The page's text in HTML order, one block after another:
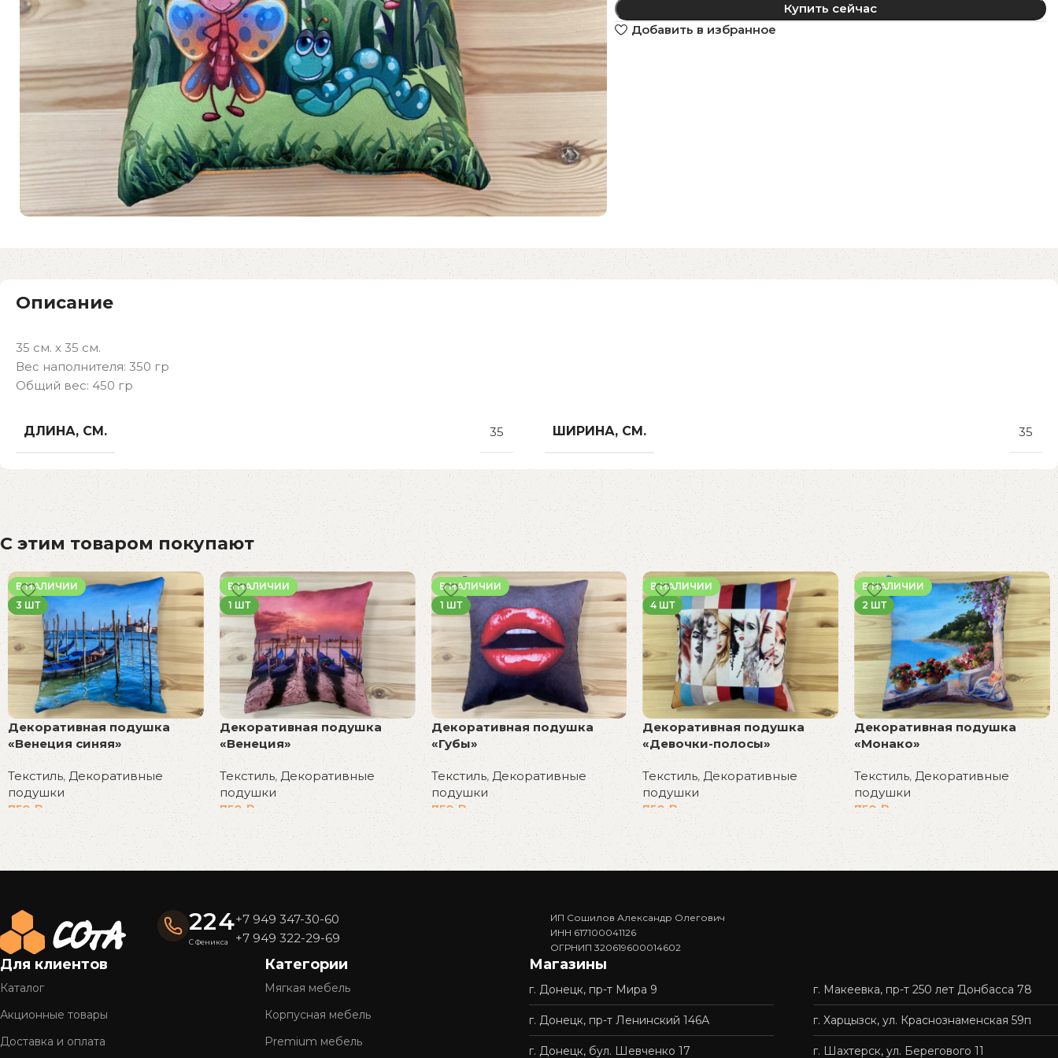
Купить сейчас
Добавить в избранное
Описание
35 см. х 35 см.
Вес наполнителя: 350 гр
Общий вес: 450 гр
ДЛИНА, СМ. 35 ШИРИНА, СМ. 35
С этим товаром покупают
В НАЛИЧИИ
3 ШТ
Декоративная подушка
«Венеция синяя»
Текстиль, Декоративные
подушки
750 ₽
В корзину
В НАЛИЧИИ
1 ШТ
Декоративная подушка
«Венеция»
Текстиль, Декоративные
подушки
750 ₽
В корзину
В НАЛИЧИИ
1 ШТ
Декоративная подушка
«Губы»
Текстиль,Декоративные
подушки
750₽
В корзину
В НАЛИЧИИ
4 ШТ
Декоративная подушка
«Девочки-полосы»
Текстиль,Декоративные
подушки
750₽
В корзину
В НАЛИЧИИ
2 ШТ
Декоративная подушка
«Монако»
Текстиль,Декоративные
подушки
750₽
В корзину
Read More
224
С Феникса
+7 949 347-30-60
+7 949 322-29-69
ИП Сошилов Александр Олегович
ИНН 617100041126
ОГРНИП 320619600014602
Для клиентов
Каталог
Акционные товары
Доставка и оплата
Категории
Мягкая мебель
Корпусная мебель
Premium мебель
Магазины
г. Донецк, пр-т Мира 9
г. Донецк, пр-т Ленинский 146А
г. Донецк, бул. Шевченко 17
г. Макеевка, пр-т 250 лет Донбасса 78
г. Харцызск, ул. Краснознаменская 59п
г. Шахтерск, ул. Берегового 11